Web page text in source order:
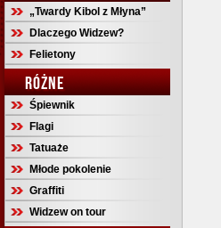
„Twardy Kibol z Młyna”
Dlaczego Widzew?
Felietony
RÓŻNE
Śpiewnik
Flagi
Tatuaże
Młode pokolenie
Graffiti
Widzew on tour